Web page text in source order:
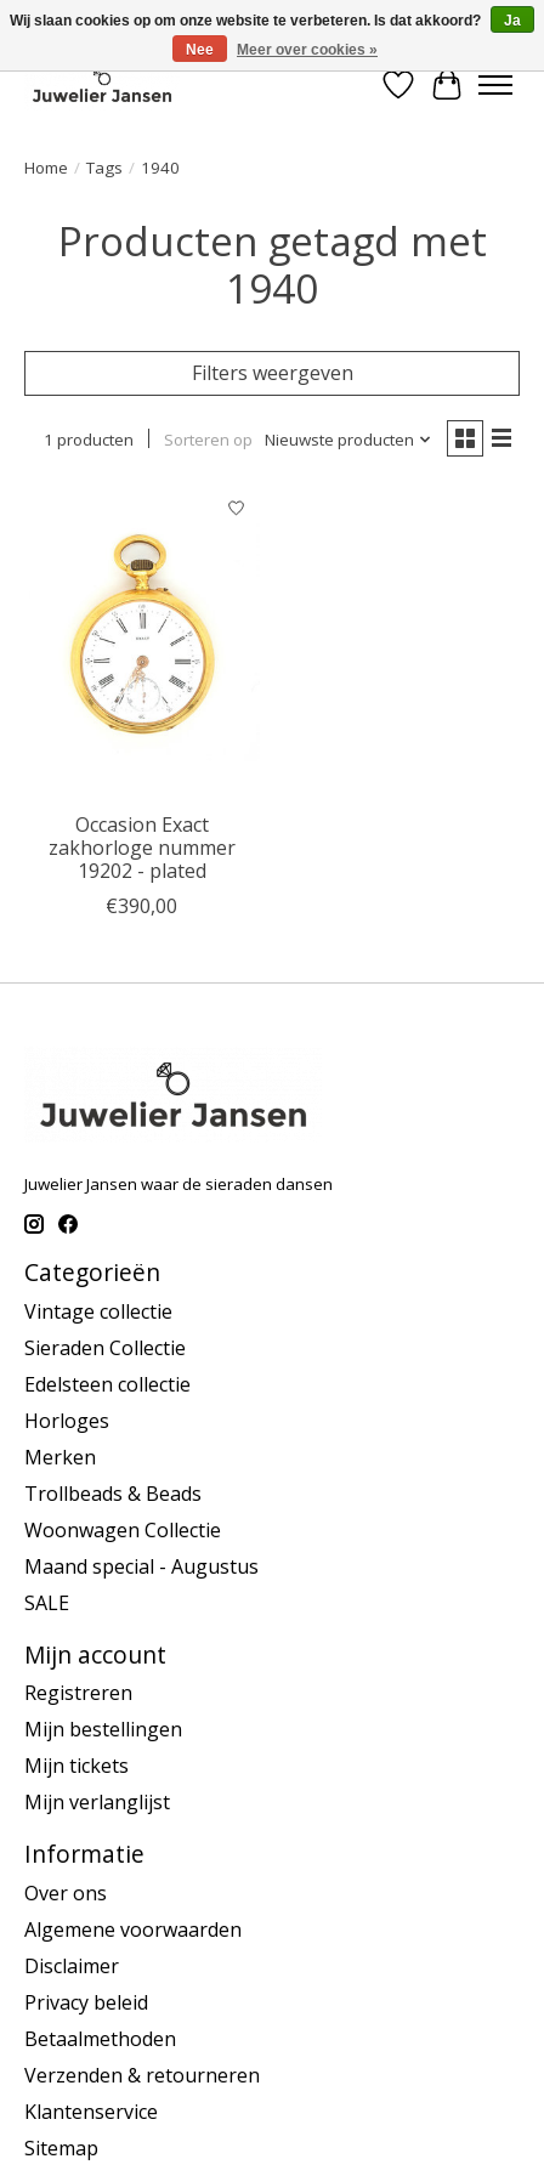
Verlanglijst
Home / Tags / 1940
Producten getagd met
1940
Filters weergeven
1 producten Sorteren op Nieuwste producten
Occasion Exact
zakhorloge nummer
19202 - plated
€390,00
Juwelier Jansen waar de sieraden dansen
Categorieën
Vintage collectie
Sieraden Collectie
Edelsteen collectie
Horloges
Merken
Trollbeads & Beads
Woonwagen Collectie
Maand special - Augustus
SALE
Mijn account
Registreren
Mijn bestellingen
Mijn tickets
Mijn verlanglijst
Informatie
Over ons
Algemene voorwaarden
Disclaimer
Privacy beleid
Betaalmethoden
Verzenden & retourneren
Klantenservice
Sitemap
Wij slaan cookies op om onze website te verbeteren. Is dat akkoord?
Ja
Nee
Meer over cookies »